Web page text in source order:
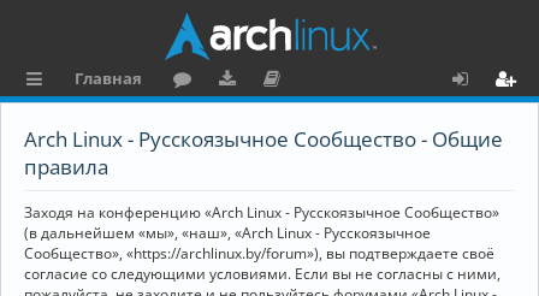
ы
к
и
Главная
ру
ру
и
ку
е
н
о
Arch Linux - Русскоязычное Сообщество - Общие
правила
Заходя на конференцию «Arch Linux - Русскоязычное Сообщество»
(в дальнейшем «мы», «наш», «Arch Linux - Русскоязычное
Сообщество», «https://archlinux.by/forum»), вы подтверждаете своё
согласие со следующими условиями. Если вы не согласны с ними,